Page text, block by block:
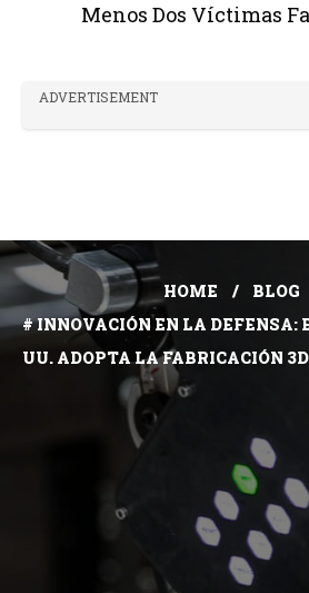
Menos Dos Víctimas
ADVERTISEMENT
HOME
BLOG
# INNOVACIÓN EN LA DEFENSA:
UU. ADOPTA LA FABRICACIÓN